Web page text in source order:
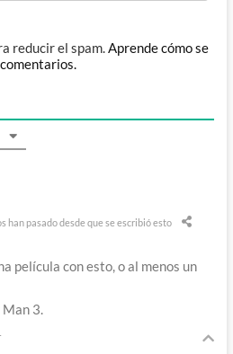
reducir el spam.Aprende cómo se
han pasado desde que se escribió esto
película con esto, o al menos un
3.